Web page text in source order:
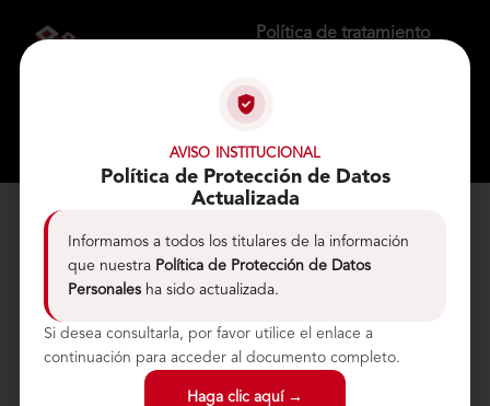
AVISO INSTITUCIONAL
Política de Protección de Datos
Actualizada
Informamos a todos los titulares de la información
que nuestra Política de Protección de Datos
Personales ha sido actualizada.
Si desea consultarla, por favor utilice el enlace a
continuación para acceder al documento completo.
Haga clic aquí →
Política de tratamiento
Reserved.